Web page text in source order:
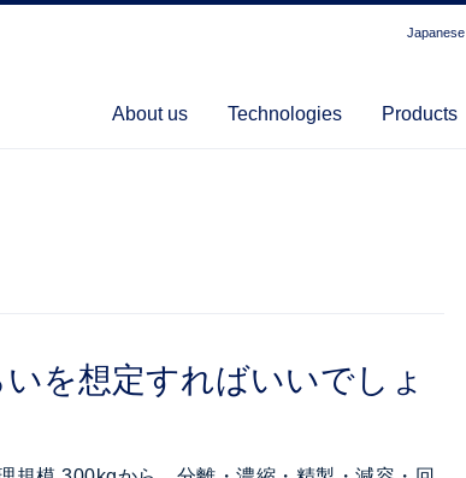
Japanese
About us Technologies Products
を想定すればいいでしょ